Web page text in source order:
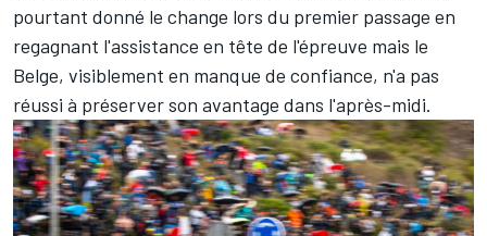
pourtant donné le change lors du premier passage en
regagnant l'assistance en tête de l'épreuve mais le
Belge, visiblement en manque de confiance, n'a pas
réussi à préserver son avantage dans l'après-midi.